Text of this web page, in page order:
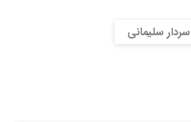
سردار سلیمانی